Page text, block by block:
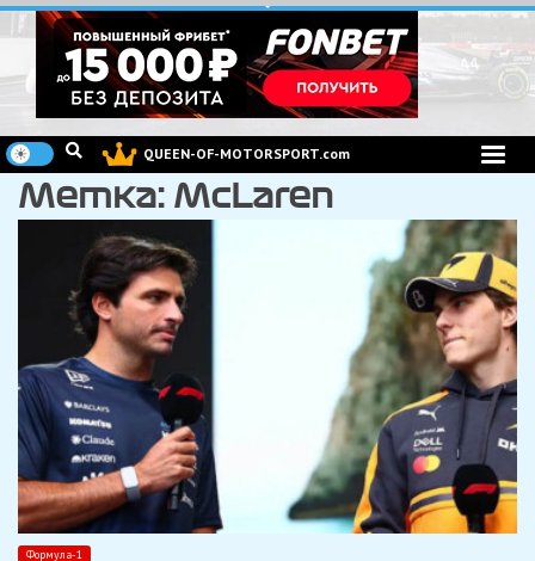
Перейти
к
содержимому
QUEEN-OF-MOTORSPORT.com
Метка: McLaren
Формула-1